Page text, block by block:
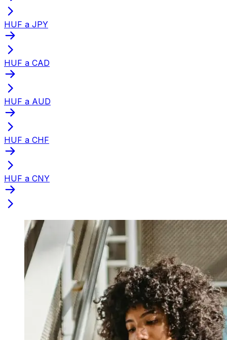
HUF a JPY
HUF a CAD
HUF a AUD
HUF a CHF
HUF a CNY